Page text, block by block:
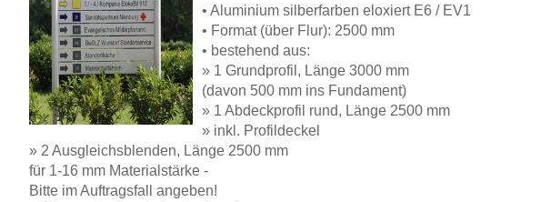
• Aluminium silberfarben eloxiert E6 / EV1
• Format (über Flur): 2500 mm
• bestehend aus:
» 1 Grundprofil, Länge 3000 mm
(davon 500 mm ins Fundament)
» 1 Abdeckprofil rund, Länge 2500 mm
» inkl. Profildeckel
» 2 Ausgleichsblenden, Länge 2500 mm
für 1-16 mm Materialstärke -
Bitte im Auftragsfall angeben!